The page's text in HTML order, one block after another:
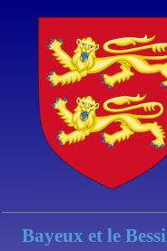
Bayeux et le